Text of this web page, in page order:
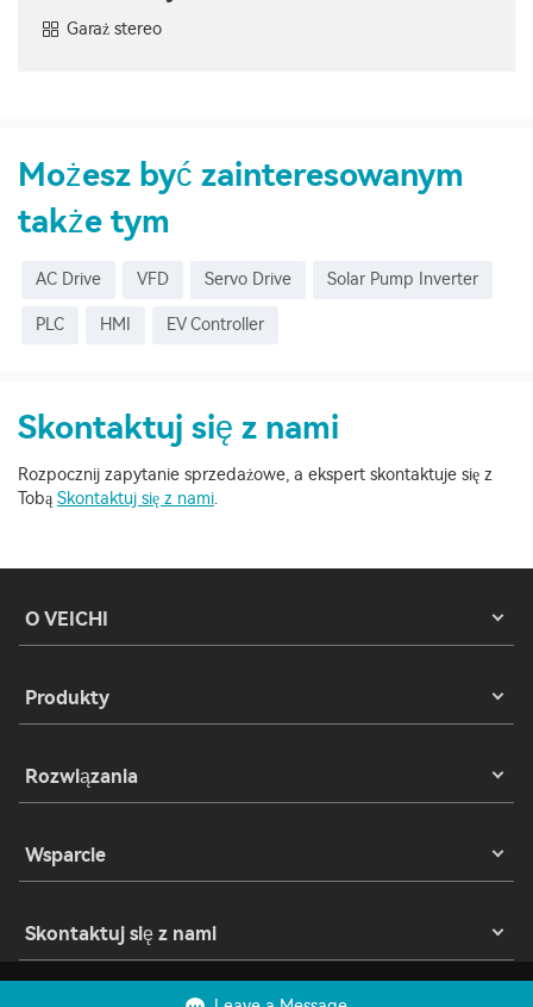
Garaż stereo
Możesz być zainteresowanym
także tym
AC Drive VFD Servo Drive Solar Pump Inverter
PLC HMI EV Controller
Skontaktuj się z nami
Rozpocznij zapytanie sprzedażowe, a ekspert skontaktuje się z
Tobą Skontaktuj się z nami.
O VEICHI
Produkty
Rozwiązania
Wsparcie
Skontaktuj się z nami